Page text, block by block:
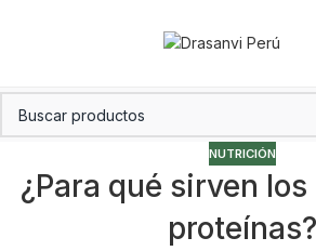
NUTRICIÓN
¿Para qué sirven
proteínas?